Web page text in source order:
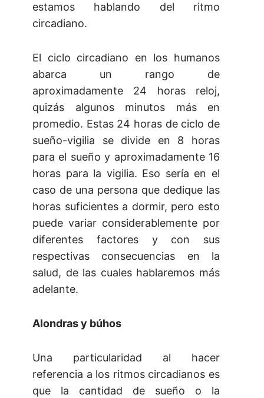
estamos hablando del ritmo
circadiano.
El ciclo circadiano en los humanos
abarca un rango de
aproximadamente 24 horas reloj,
quizás algunos minutos más en
promedio. Estas 24 horas de ciclo de
sueño-vigilia se divide en 8 horas
para el sueño y aproximadamente 16
horas para la vigilia. Eso sería en el
caso de una persona que dedique las
horas suficientes a dormir, pero esto
puede variar considerablemente por
diferentes factores y con sus
respectivas consecuencias en la
salud, de las cuales hablaremos más
adelante.
Alondras y búhos
Una particularidad al hacer
referencia a los ritmos circadianos es
que la cantidad de sueño o la